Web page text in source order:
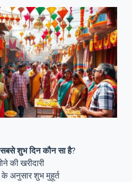
शुभ दिन कौन सा है?
की खरीदारी
के अनुसार शुभ मुहूर्त